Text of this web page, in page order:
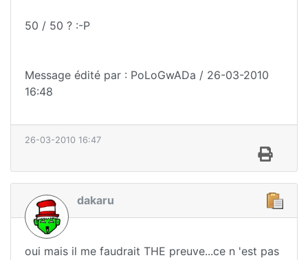
50 / 50 ? :-P
Message édité par : PoLoGwADa / 26-03-2010
16:48
26-03-2010 16:47
dakaru
oui mais il me faudrait THE preuve...ce n 'est pas